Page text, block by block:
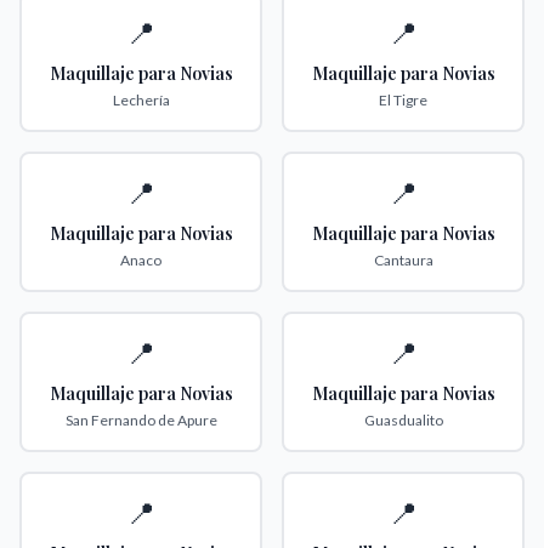
📍
Maquillaje para Novias
Lechería
📍
Maquillaje para Novias
El Tigre
📍
Maquillaje para Novias
Anaco
📍
Maquillaje para Novias
Cantaura
📍
Maquillaje para Novias
San Fernando de Apure
📍
Maquillaje para Novias
Guasdualito
📍 📍